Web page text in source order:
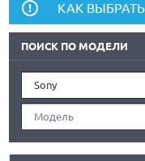
КАК
ПОИСК ПО МОДЕЛИ
Sony
Модель